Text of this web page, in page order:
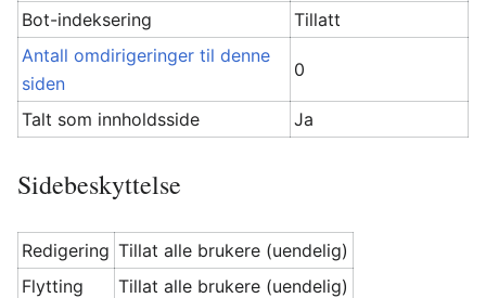
Bot-indeksering
Tillatt
Antall omdirigeringer til denne
siden
0
Talt som innholdsside Ja
Sidebeskyttelse
Redigering Tillat alle brukere (uendelig)
Flytting
Tillat alle brukere (uendelig)